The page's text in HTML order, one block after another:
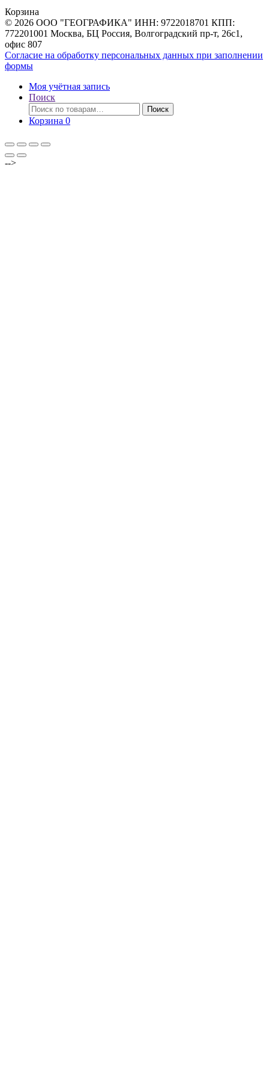
Корзина
© 2026 ООО "ГЕОГРАФИКА" ИНН: 9722018701 КПП:
772201001 Москва, БЦ Россия, Волгоградский пр-т, 26с1,
офис 807
Согласие на обработку персональных данных при заполнении
формы
Моя учётная запись
Поиск
Искать:
Поиск
Корзина 0
-->